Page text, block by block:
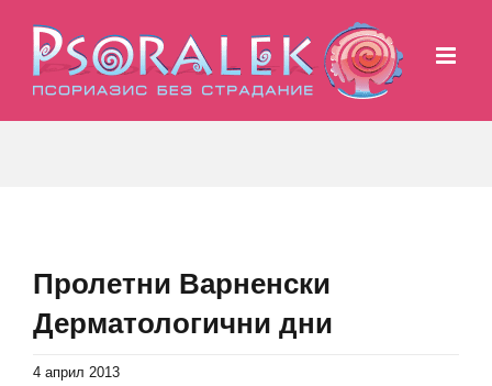
content
Пролетни Варненски
Дерматологични дни
4 април 2013